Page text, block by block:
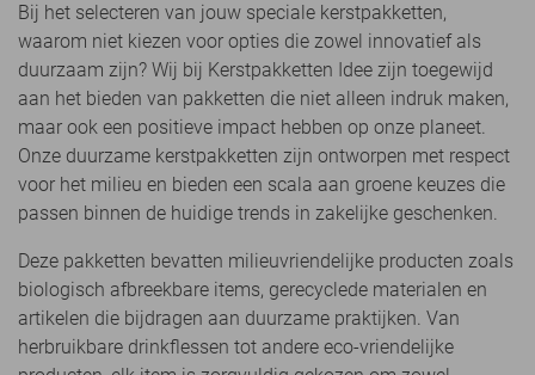
Bij het selecteren van jouw speciale kerstpakketten,
waarom niet kiezen voor opties die zowel innovatief als
duurzaam zijn? Wij bij Kerstpakketten Idee zijn toegewijd
aan het bieden van pakketten die niet alleen indruk maken,
maar ook een positieve impact hebben op onze planeet.
Onze duurzame kerstpakketten zijn ontworpen met respect
voor het milieu en bieden een scala aan groene keuzes die
passen binnen de huidige trends in zakelijke geschenken.
Deze pakketten bevatten milieuvriendelijke producten zoals
biologisch afbreekbare items, gerecyclede materialen en
artikelen die bijdragen aan duurzame praktijken. Van
herbruikbare drinkflessen tot andere eco-vriendelijke